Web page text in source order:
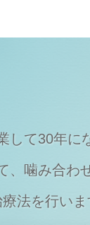
して30年に
、 噛み合わ
法を行い